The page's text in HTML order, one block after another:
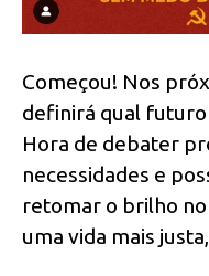
Começou! Nos
definirá qual futuro
Hora de debater
necessidades e
retomar o brilho
uma vida mais